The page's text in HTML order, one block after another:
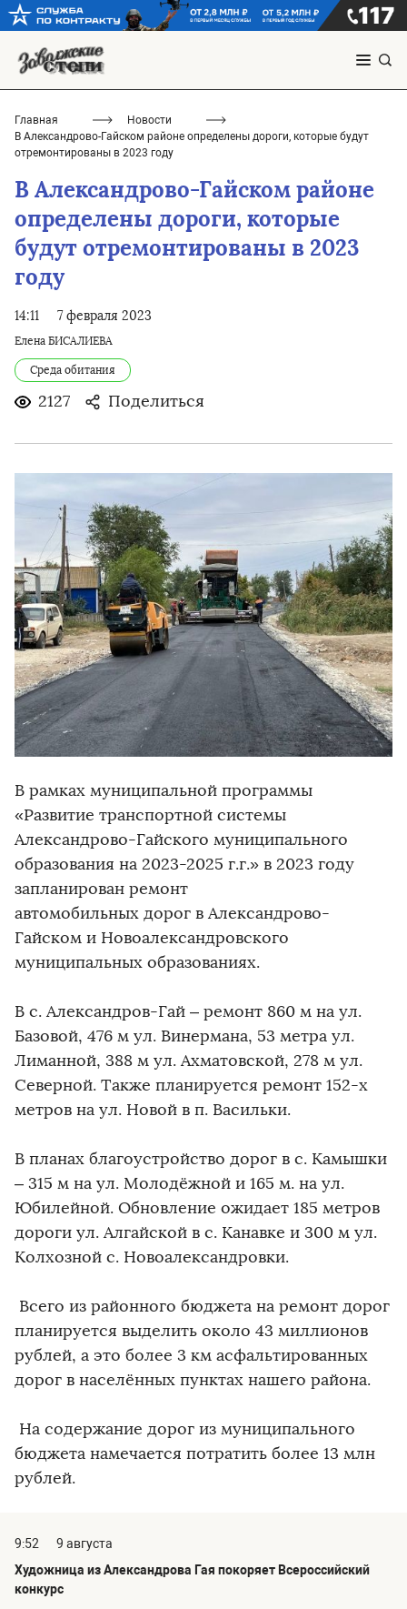
Главная
Новости
В Александрово-Гайском районе определены дороги, которые будут
отремонтированы в 2023 году
В Александрово-Гайском районе
определены дороги, которые
будут отремонтированы в 2023
году
14:11 7 февраля 2023
Елена БИСАЛИЕВА
Среда обитания
2127 Поделиться
В рамках муниципальной программы
«Развитие транспортной системы
Александрово-Гайского муниципального
образования на 2023-2025 г.г.» в 2023 году
запланирован ремонт
автомобильных дорог в Александрово-
Гайском и Новоалександровского
муниципальных образованиях.
В с. Александров-Гай – ремонт 860 м на ул.
Базовой, 476 м ул. Винермана, 53 метра ул.
Лиманной, 388 м ул. Ахматовской, 278 м ул.
Северной. Также планируется ремонт 152-х
метров на ул. Новой в п. Васильки.
В планах благоустройство дорог в с. Камышки
– 315 м на ул. Молодёжной и 165 м. на ул.
Юбилейной. Обновление ожидает 185 метров
дороги ул. Алгайской в с. Канавке и 300 м ул.
Колхозной с. Новоалександровки.
Всего из районного бюджета на ремонт дорог
планируется выделить около 43 миллионов
рублей, а это более 3 км асфальтированных
дорог в населённых пунктах нашего района.
На содержание дорог из муниципального
бюджета намечается потратить более 13 млн
рублей.
9:52
9 августа
Художница из Александрова Гая покоряет Всероссийский
конкурс